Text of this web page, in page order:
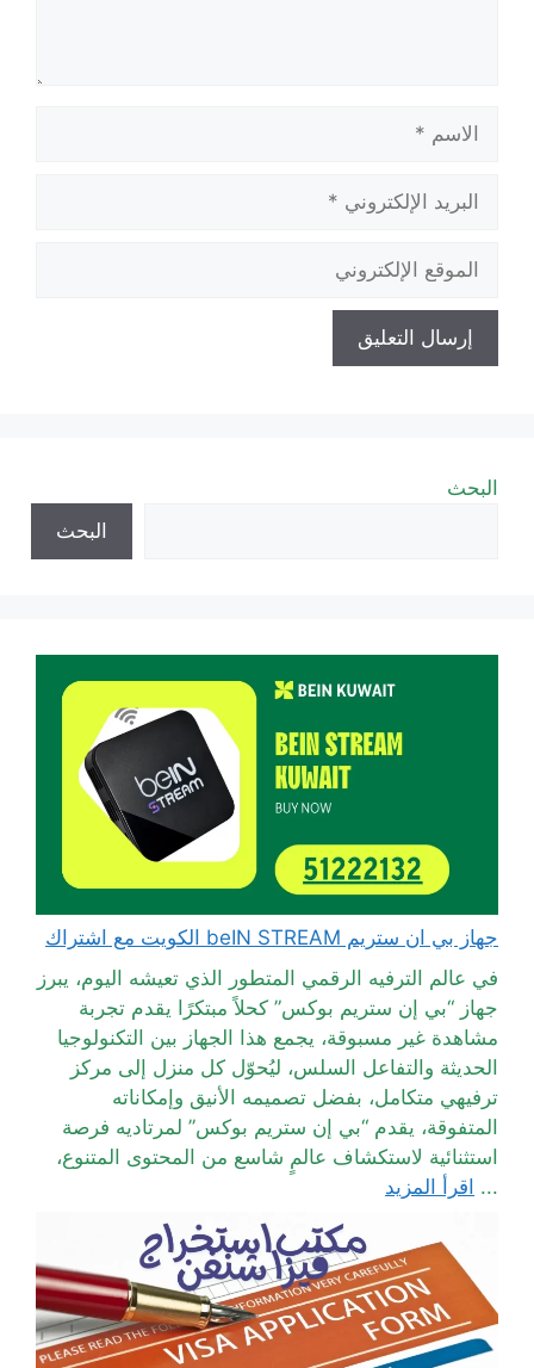
الإلكتروني
الإلكتروني
البحث
البحث
جهاز بي ان ستريم beIN STREAM الكويت مع اشتراك
في عالم الترفيه الرقمي المتطور الذي تعيشه اليوم، يبرز
جهاز “بي إن ستريم بوكس” كحلاً مبتكرًا يقدم تجربة
مشاهدة غير مسبوقة، يجمع هذا الجهاز بين التكنولوجيا
الحديثة والتفاعل السلس، ليُحوّل كل منزل إلى مركز
ترفيهي متكامل، بفضل تصميمه الأنيق وإمكاناته
المتفوقة، يقدم “بي إن ستريم بوكس” لمرتاديه فرصة
استثنائية لاستكشاف عالمٍ شاسع من المحتوى المتنوع،
... اقرأ المزيد